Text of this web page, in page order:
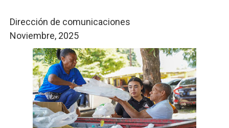
Dirección de comunicaciones
Noviembre, 2025